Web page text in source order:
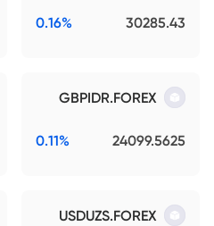
30285.43
0.16%
GBPIDR.FOREX
24099.5625
0.11%
USDUZS.FOREX